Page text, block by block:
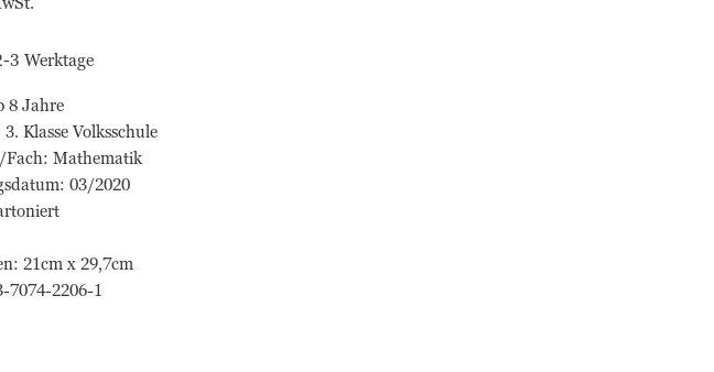
3 Werktage
8 Jahre
Klasse Volksschule
Fach: Mathematik
03/2020
21cm x 29,7cm
7074-2206-1